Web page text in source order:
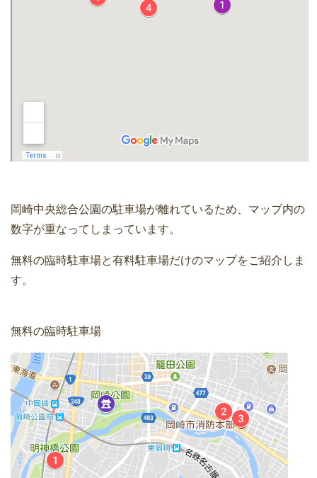
岡崎中央総合公園の駐車場が離れているため、マップ内の
数字が重なってしまっています。
無料の臨時駐車場と有料駐車場だけのマップをご紹介しま
す。
無料の臨時駐車場